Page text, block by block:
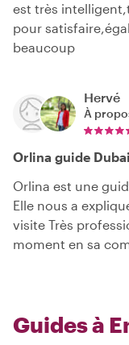
est très
pour
beaucoup
Hervé
À
Orlina guide Dubai
Orlina est une
Elle nous a
visite Très
moment en sa
Guides à